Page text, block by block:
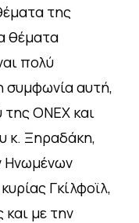
της
θέματα
πολύ
συμφωνία αυτή,
ONEX και
κ. Ξηραδάκη,
Ηνωμένων
Γκίλφοϊλ,
και με την